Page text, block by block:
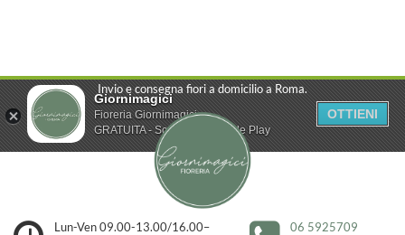
Giornimagici
Fioreria Giornimagici
GRATUITA - Scarica da Google Play
OTTIENI
Invio e consegna fiori a domicilio a Roma.
Lun-Ven 09.00-13.00/16.00–
06 5925709